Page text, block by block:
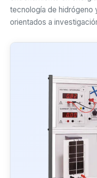
tecnología de hidrógeno
orientados a